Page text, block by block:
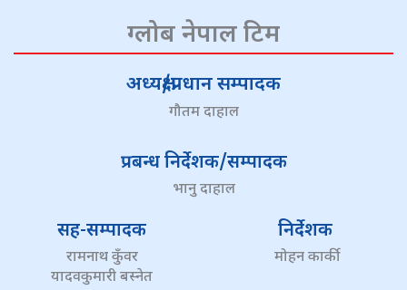
ग्लोब नेपाल टिम
अध्यक्ष/प्रधान सम्पादक
गौतम दाहाल
प्रबन्ध निर्देशक/सम्पादक
भानु दाहाल
सह-सम्पादक
रामनाथ कुँवर
यादवकुमारी बस्नेत
निर्देशक
मोहन कार्की